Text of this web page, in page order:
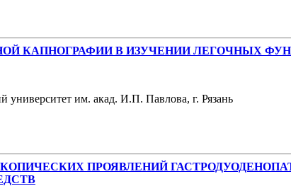
КАПНОГРАФИИ В ИЗУЧЕНИИ ЛЕГОЧНЫХ
университет им. акад. И.П. Павлова, г. Рязань
ПРОЯВЛЕНИЙ